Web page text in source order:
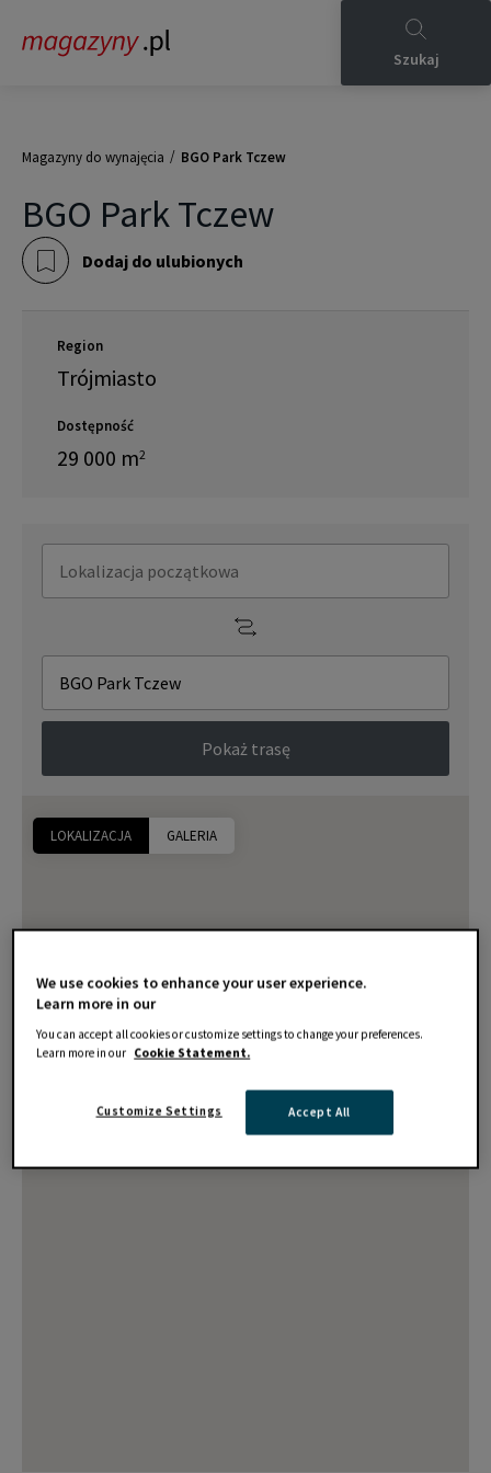
Szukaj
Magazyny do wynajęcia / BGO Park Tczew
BGO Park Tczew
Dodaj do ulubionych
Region
Trójmiasto
Dostępność
29 000 m2
LOKALIZACJA GALERIA
Pokaż trasę
We use cookies to enhance your user experience.
Learn more in our
You can accept all cookies or customize settings to change your preferences.
Learn more in our Cookie Statement.
Accept All
Customize Settings